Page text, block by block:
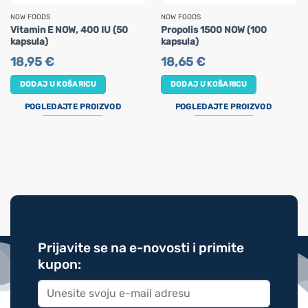
NOW FOODS
Vitamin E NOW, 400 IU (50
kapsula)
18,95€
DODAJ U KOŠARICU
POGLEDAJTE PROIZVOD
NOW FOODS
Propolis 1500 NOW (100
kapsula)
18,65€
DODAJ U KOŠARICU
POGLEDAJTE PROIZVOD
Prijavite se na e-novosti i primite
kupon: